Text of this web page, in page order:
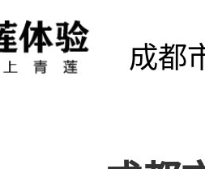
成都